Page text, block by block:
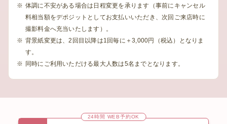
体調に不安がある場合は日程変更を承ります（事前にキャンセル
料相当額をデポジットとしてお支払いいただき、次回ご来店時に
撮影料金へ充当いたします）。
背景紙変更は、2回目以降は1回毎に＋3,000円（税込）となりま
す。
同時にご利用いただける最大人数は5名までとなります。
24時間 WEB予約OK